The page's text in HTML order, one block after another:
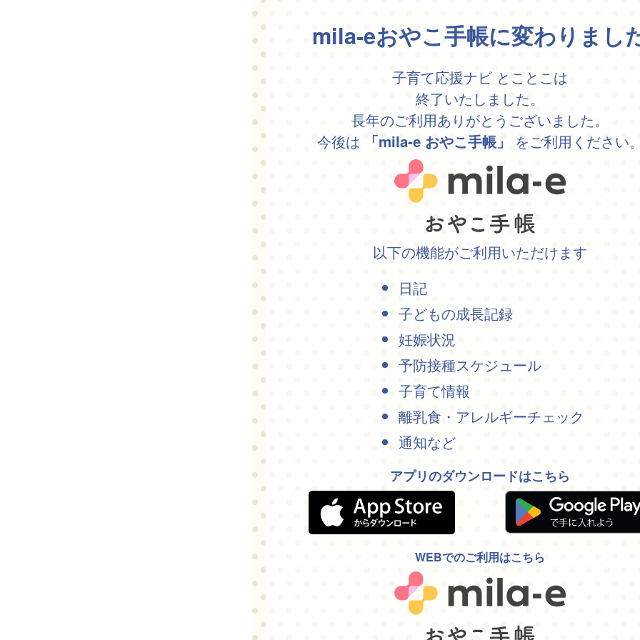
mila-eおやこ手帳に変わりまし
子育て応援ナビ とことこは
終了いたしました。
長年のご利用ありがとうございました。
今後は
「mila-e おやこ手帳」 をご利用ください
以下の機能がご利用いただけます
日記
子どもの成長記録
妊娠状況
予防接種スケジュール
子育て情報
離乳食・アレルギーチェック
通知など
アプリのダウンロードはこちら
WEBでのご利用はこちら